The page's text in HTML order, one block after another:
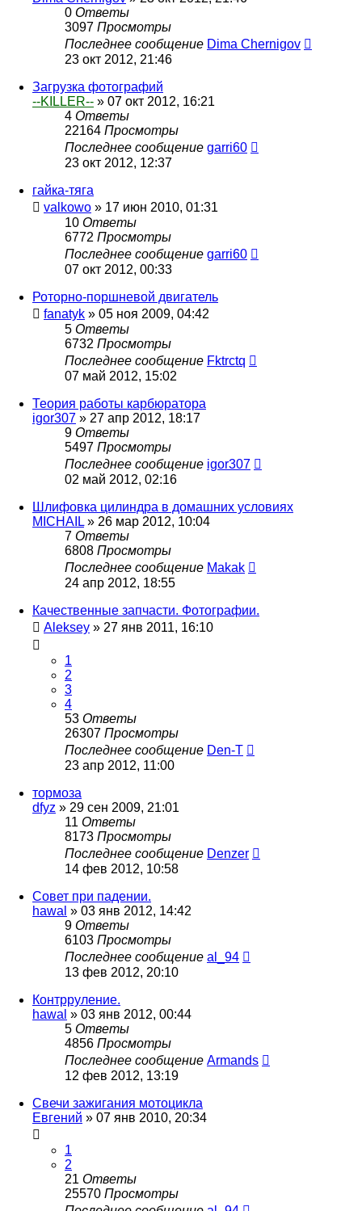
0 Ответы
3097 Просмотры
Последнее сообщение Dima Chernigov
23 окт 2012, 21:46
Загрузка фотографий
--KILLER-- » 07 окт 2012, 16:21
4 Ответы
22164 Просмотры
Последнее сообщение garri60
23 окт 2012, 12:37
гайка-тяга
valkowo » 17 июн 2010, 01:31
10 Ответы
6772 Просмотры
Последнее сообщение garri60
07 окт 2012, 00:33
Роторно-поршневой двигатель
fanatyk » 05 ноя 2009, 04:42
5 Ответы
6732 Просмотры
Последнее сообщение Fktrctq
07 май 2012, 15:02
Теория работы карбюратора
igor307 » 27 апр 2012, 18:17
9 Ответы
5497 Просмотры
Последнее сообщение igor307
02 май 2012, 02:16
Шлифовка цилиндра в домашних условиях
MICHAIL » 26 мар 2012, 10:04
7 Ответы
6808 Просмотры
Последнее сообщение Makak
24 апр 2012, 18:55
Качественные запчасти. Фотографии.
Aleksey » 27 янв 2011, 16:10
1
2
3
4
53 Ответы
26307 Просмотры
Последнее сообщение Den-T
23 апр 2012, 11:00
тормоза
dfyz » 29 сен 2009, 21:01
11 Ответы
8173 Просмотры
Последнее сообщение Denzer
14 фев 2012, 10:58
Совет при падении.
hawal » 03 янв 2012, 14:42
9 Ответы
6103 Просмотры
Последнее сообщение al_94
13 фев 2012, 20:10
Контрруление.
hawal » 03 янв 2012, 00:44
5 Ответы
4856 Просмотры
Последнее сообщение Armands
12 фев 2012, 13:19
Свечи зажигания мотоцикла
Евгений » 07 янв 2010, 20:34
1
2
21 Ответы
25570 Просмотры